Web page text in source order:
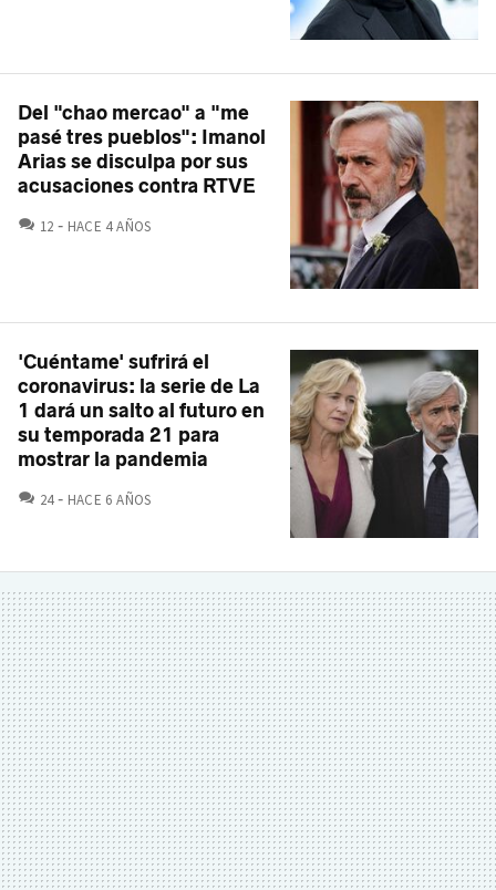
Del "chao mercao" a "me
pasé tres pueblos": Imanol
Arias se disculpa por sus
acusaciones contra RTVE
12 COMENTARIOS
HACE 4 AÑOS
'Cuéntame' sufrirá el
coronavirus: la serie de La
1 dará un salto al futuro en
su temporada 21 para
mostrar la pandemia
24 COMENTARIOS
HACE 6 AÑOS